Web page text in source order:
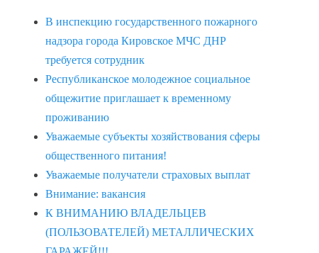
В инспекцию государственного пожарного
надзора города Кировское МЧС ДНР
требуется сотрудник
Республиканское молодежное социальное
общежитие приглашает к временному
проживанию
Уважаемые субъекты хозяйствования сферы
общественного питания!
Уважаемые получатели страховых выплат
Внимание: вакансия
К ВНИМАНИЮ ВЛАДЕЛЬЦЕВ
(ПОЛЬЗОВАТЕЛЕЙ) МЕТАЛЛИЧЕСКИХ